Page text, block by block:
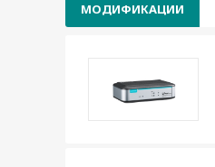
МОДИФИКАЦИИ